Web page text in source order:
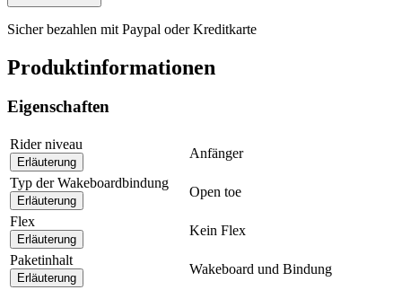
Sicher bezahlen mit Paypal oder Kreditkarte
Produktinformationen
Eigenschaften
Rider niveau
Erläuterung
Anfänger
Typ der Wakeboardbindung
Erläuterung
Open toe
Flex
Erläuterung
Kein Flex
Paketinhalt
Erläuterung
Wakeboard und Bindung